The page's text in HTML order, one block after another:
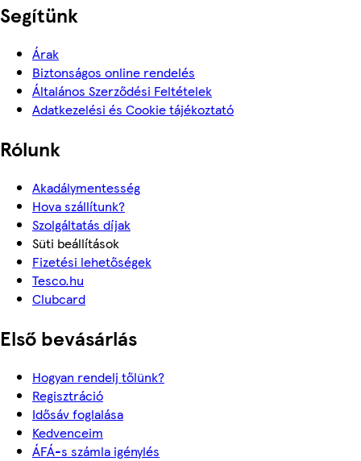
Segítünk
Árak
Biztonságos online rendelés
Általános Szerződési Feltételek
Adatkezelési és Cookie tájékoztató
Rólunk
Akadálymentesség
Hova szállítunk?
Szolgáltatás díjak
Süti beállítások
Fizetési lehetőségek
Tesco.hu
Clubcard
Első bevásárlás
Hogyan rendelj tőlünk?
Regisztráció
Idősáv foglalása
Kedvenceim
ÁFÁ-s számla igénylés